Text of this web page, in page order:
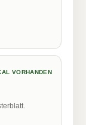
VORHANDEN